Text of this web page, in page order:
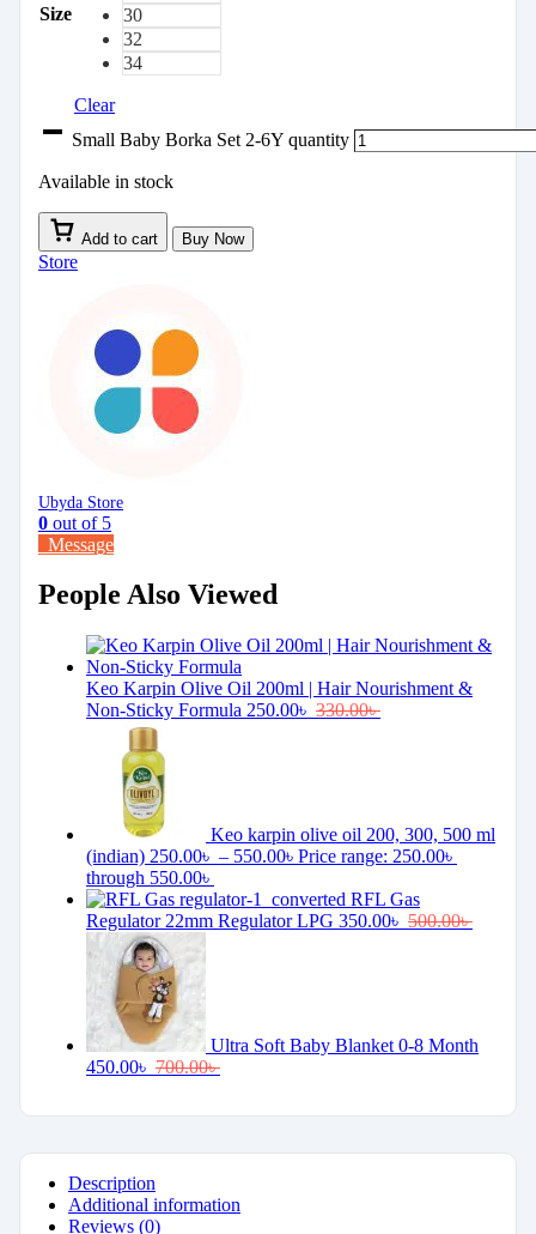
Size
30
32
34
Clear
Small Baby Borka Set 2-6Y quantity
Available in stock
Add to cart Buy Now
Store
Ubyda Store
0 out of 5
Message
People Also Viewed
Keo Karpin Olive Oil 200ml | Hair Nourishment &
Non-Sticky Formula 250.00৳ 330.00৳
Keo karpin olive oil 200, 300, 500 ml
(indian) 250.00৳ – 550.00৳ Price range: 250.00৳
through 550.00৳
RFL Gas
Regulator 22mm Regulator LPG 350.00৳ 500.00৳
Ultra Soft Baby Blanket 0-8 Month
450.00৳ 700.00৳
Description
Additional information
Reviews (0)